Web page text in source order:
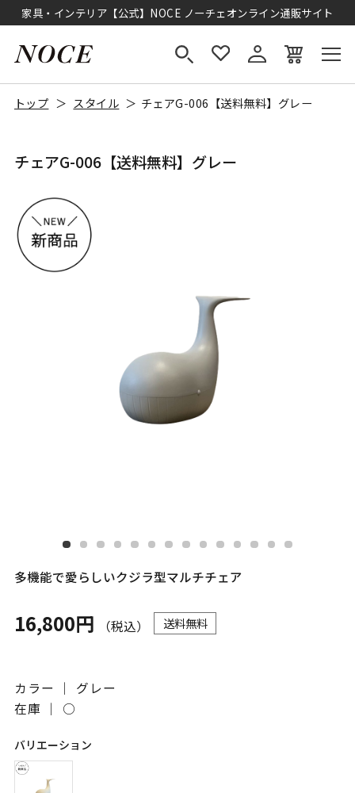
家具・インテリア【公式】NOCE ノーチェオンライン通販サイト
トップ スタイル チェアG-006【送料無料】グレー
チェアG-006【送料無料】グレー
多機能で愛らしいクジラ型マルチチェア
16,800円 （税込） 送料無料
カラー ｜ グレー
在庫 ｜ ○
バリエーション